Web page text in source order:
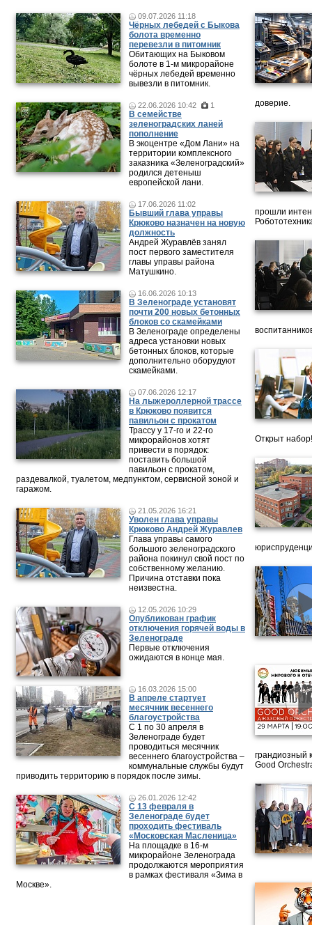
09.07.2026 11:18
Чёрных лебедей с Быкова
болота временно
перевезли в питомник
Обитающих на Быковом
болоте в 1-м микрорайоне
чёрных лебедей временно
вывезли в питомник.
22.06.2026 10:42 1
В семействе
зеленоградских ланей
пополнение
В экоцентре «Дом Лани» на
территории комплексного
заказника «Зеленоградский»
родился детеныш
европейской лани.
17.06.2026 11:02
Бывший глава управы
Крюково назначен на новую
должность
Андрей Журавлёв занял
пост первого заместителя
главы управы района
Матушкино.
16.06.2026 10:13
В Зеленограде установят
почти 200 новых бетонных
блоков со скамейками
В Зеленограде определены
адреса установки новых
бетонных блоков, которые
дополнительно оборудуют
скамейками.
07.06.2026 12:17
На лыжероллерной трассе
в Крюково появится
павильон с прокатом
Трассу у 17-го и 22-го
микрорайонов хотят
привести в порядок:
поставить большой
павильон с прокатом,
раздевалкой, туалетом, медпунктом, сервисной зоной и
гаражом.
21.05.2026 16:21
Уволен глава управы
Крюково Андрей Журавлев
Глава управы самого
большого зеленоградского
района покинул свой пост по
собственному желанию.
Причина отставки пока
неизвестна.
12.05.2026 10:29
Опубликован график
отключения горячей воды в
Зеленограде
Первые отключения
ожидаются в конце мая.
16.03.2026 15:00
В апреле стартует
месячник весеннего
благоустройства
С 1 по 30 апреля в
Зеленограде будет
проводиться месячник
весеннего благоустройства –
коммунальные службы будут
приводить территорию в порядок после зимы.
26.01.2026 12:42
С 13 февраля в
Зеленограде будет
проходить фестиваль
«Московская Масленица»
На площадке в 16-м
микрорайоне Зеленограда
продолжаются мероприятия
в рамках фестиваля «Зима в
Москве».
доверие.
прошли
Открыт набор!
грандиозный
Good